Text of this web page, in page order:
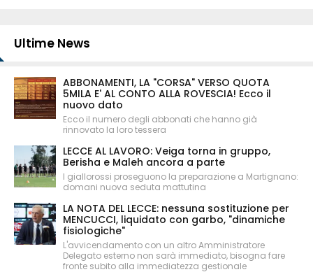
Ultime News
ABBONAMENTI, LA "CORSA" VERSO QUOTA
5MILA E' AL CONTO ALLA ROVESCIA! Ecco il
nuovo dato
Ecco il numero degli abbonati che hanno già
rinnovato la loro tessera
LECCE AL LAVORO: Veiga torna in gruppo,
Berisha e Maleh ancora a parte
I giallorossi proseguono la preparazione a Martignano:
domani nuova seduta mattutina
LA NOTA DEL LECCE: nessuna sostituzione per
MENCUCCI, liquidato con garbo, "dinamiche
fisiologiche"
L'avvicendamento con un altro Amministratore
Delegato esterno non sarà immediato, bisogna fare
fronte subito alla immediatezza gestionale